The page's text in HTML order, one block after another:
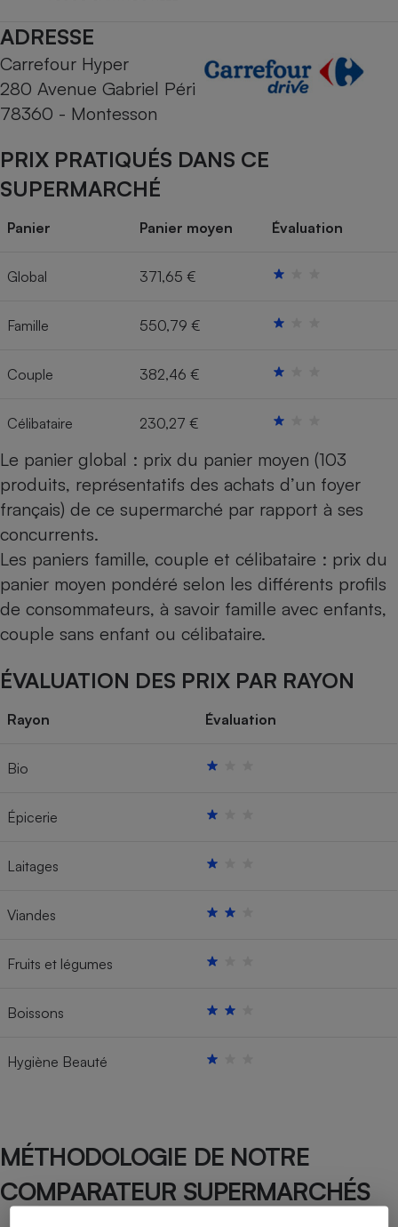
ADRESSE
Carrefour Hyper
280 Avenue Gabriel Péri
78360 - Montesson
PRIX PRATIQUÉS DANS CE
SUPERMARCHÉ
Panier Panier moyen Évaluation
Global 371,65 €
Famille 550,79 €
Couple 382,46 €
Célibataire 230,27 €
Le panier global : prix du panier moyen (103
produits, représentatifs des achats d’un foyer
français) de ce supermarché par rapport à ses
concurrents.
Les paniers famille, couple et célibataire : prix du
panier moyen pondéré selon les différents profils
de consommateurs, à savoir famille avec enfants,
couple sans enfant ou célibataire.
ÉVALUATION DES PRIX PAR RAYON
Rayon Évaluation
Bio
Épicerie
Laitages
Viandes
Fruits et légumes
Boissons
Hygiène Beauté
MÉTHODOLOGIE DE NOTRE
COMPARATEUR SUPERMARCHÉS
Cafetière à expressos